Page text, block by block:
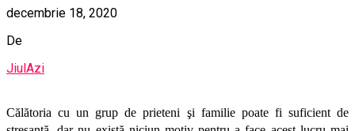
decembrie 18, 2020
De
JiulAzi
Călătoria cu un grup de prieteni şi familie poate fi suficient de